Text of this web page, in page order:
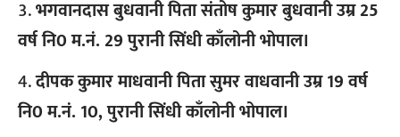
भगवानदास बुधवानी पिता संतोष कुमार बुधवानी उम्र 25
वर्ष नि0 म.नं. 29 पुरानी सिंधी काँलोनी भोपाल।
दीपक कुमार माधवानी पिता सुमर वाधवानी उम्र 19 वर्ष
नि0 म.नं. 10, पुरानी सिंधी काँलोनी भोपाल।